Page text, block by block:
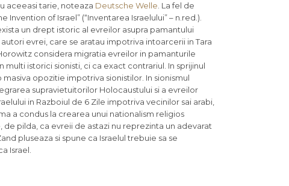
aceeasi tarie, noteaza Deutsche Welle . La fel de
of Israel” (“Inventarea Israelului” – n.red.).
un drept istoric al evreilor asupra pamantului
evrei, care se aratau impotriva intoarcerii in Tara
considera migratia evreilor in pamanturile
istorici sionisti, ci ca exact contrariul. In sprijinul
opozitie impotriva sionistilor. In sionismul
supravietuitorilor Holocaustului si a evreilor
in Razboiul de 6 Zile impotriva vecinilor sai arabi,
a condus la crearea unui nationalism religios
pilda, ca evreii de astazi nu reprezinta un adevarat
pluseaza si spune ca Israelul trebuie sa se
Israel.